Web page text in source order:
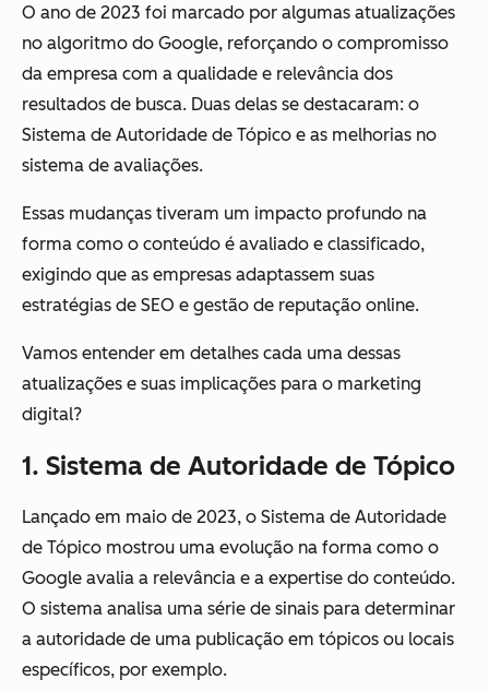
O ano de 2023 foi marcado por algumas atualizações
no algoritmo do Google, reforçando o compromisso
da empresa com a qualidade e relevância dos
resultados de busca. Duas delas se destacaram: o
Sistema de Autoridade de Tópico e as melhorias no
sistema de avaliações.
Essas mudanças tiveram um impacto profundo na
forma como o conteúdo é avaliado e classificado,
exigindo que as empresas adaptassem suas
estratégias de SEO e gestão de reputação online.
Vamos entender em detalhes cada uma dessas
atualizações e suas implicações para o marketing
digital?
1. Sistema de Autoridade de Tópico
Lançado em maio de 2023, o Sistema de Autoridade
de Tópico mostrou uma evolução na forma como o
Google avalia a relevância e a expertise do conteúdo.
O sistema analisa uma série de sinais para determinar
a autoridade de uma publicação em tópicos ou locais
específicos, por exemplo.